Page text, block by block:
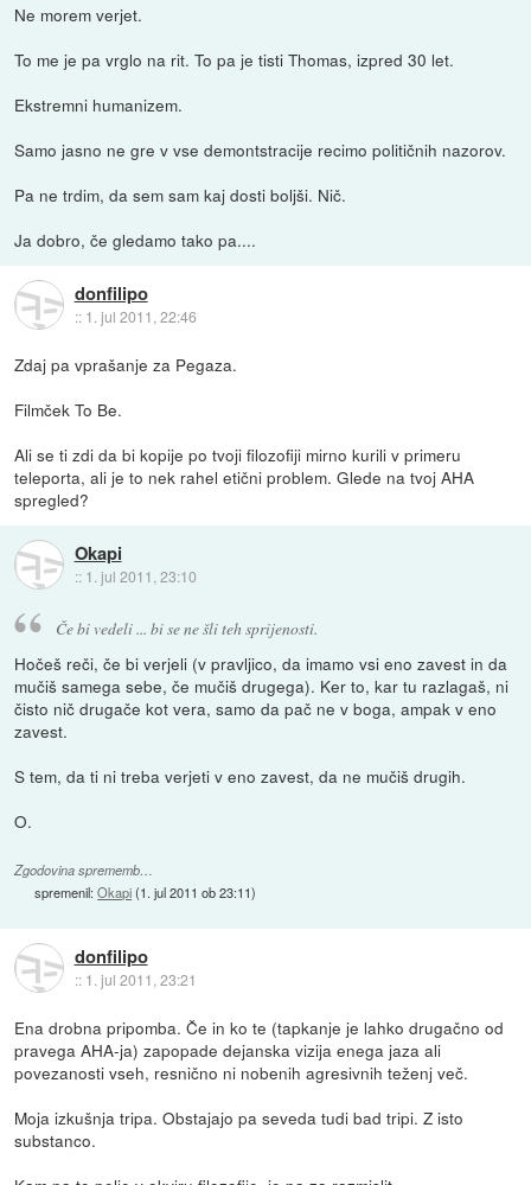
Ne morem verjet.
To me je pa vrglo na rit. To pa je tisti Thomas, izpred 30 let.
Ekstremni humanizem.
Samo jasno ne gre v vse demontstracije recimo političnih nazorov.
Pa ne trdim, da sem sam kaj dosti boljši. Nič.
Ja dobro, če gledamo tako pa....
donfilipo
:: 1. jul 2011, 22:46
Zdaj pa vprašanje za Pegaza.
Filmček To Be.
Ali se ti zdi da bi kopije po tvoji filozofiji mirno kurili v primeru
teleporta, ali je to nek rahel etični problem. Glede na tvoj AHA
spregled?
Okapi
:: 1. jul 2011, 23:10
Če bi vedeli ... bi se ne šli teh sprijenosti.
Hočeš reči, če bi verjeli (v pravljico, da imamo vsi eno zavest in da
mučiš samega sebe, če mučiš drugega). Ker to, kar tu razlagaš, ni
čisto nič drugače kot vera, samo da pač ne v boga, ampak v eno
zavest.
S tem, da ti ni treba verjeti v eno zavest, da ne mučiš drugih.
O.
Zgodovina sprememb…
spremenil:Okapi(1. jul 2011 ob 23:11)
donfilipo
:: 1. jul 2011, 23:21
Ena drobna pripomba. Če in ko te (tapkanje je lahko drugačno od
pravega AHA-ja) zapopade dejanska vizija enega jaza ali
povezanosti vseh, resnično ni nobenih agresivnih teženj več.
Moja izkušnja tripa. Obstajajo pa seveda tudi bad tripi. Z isto
substanco.